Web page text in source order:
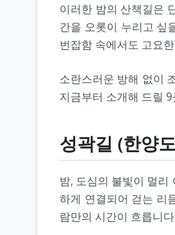
이러한 밤의 산책길은
간을 오롯이 누리고 싶
번잡함 속에서도 고요
소란스러운 방해 없이
지금부터 소개해 드릴
성곽길 (한양
밤, 도심의 불빛이 멀리
하게 연결되어 걷는 리
람만의 시간이 흐릅니